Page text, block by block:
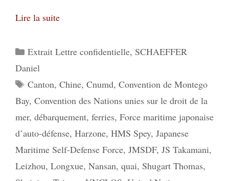
Lire la suite
Catégories
Extrait Lettre confidentielle, SCHAEFFER
Daniel
Étiquettes
Canton, Chine, Cnumd, Convention de Montego
Bay, Convention des Nations unies sur le droit de la
mer, débarquement, ferries, Force maritime japonaise
d’auto-défense, Harzone, HMS Spey, Japanese
Maritime Self-Defense Force, JMSDF, JS Takamani,
Leizhou, Longxue, Nansan, quai, Shugart Thomas,